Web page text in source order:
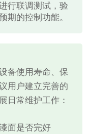
行联调测试，验
期的控制功能。
备使用寿命、保
用户建立完善的
日常维护工作：
面是否完好